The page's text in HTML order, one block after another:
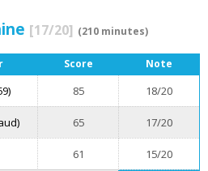
[17/20] (210 minutes)
Score Note
85 18/20
65 17/20
61 15/20